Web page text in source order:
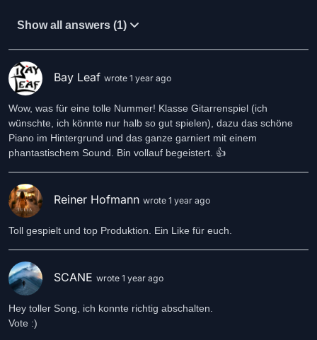
Show all answers (1)
Bay Leaf wrote 1 year ago
Wow, was für eine tolle Nummer! Klasse Gitarrenspiel (ich
wünschte, ich könnte nur halb so gut spielen), dazu das schöne
Piano im Hintergrund und das ganze garniert mit einem
phantastischem Sound. Bin vollauf begeistert. 👍
Reiner Hofmann wrote 1 year ago
Toll gespielt und top Produktion. Ein Like für euch.
SCANE wrote 1 year ago
Hey toller Song, ich konnte richtig abschalten.
Vote :)